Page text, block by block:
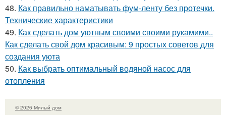
48. Как правильно наматывать фум-ленту без протечки.
Технические характеристики
49. Как сделать дом уютным своими своими рукамими..
Как сделать свой дом красивым: 9 простых советов для
создания уюта
50. Как выбрать оптимальный водяной насос для
отопления
© 2026 Милый дом